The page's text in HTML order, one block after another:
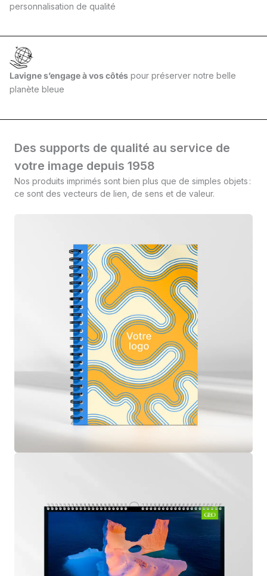
personnalisation de qualité
Lavigne s’engage à vos côtés pour préserver notre belle
planète bleue
Des supports de qualité au service de
votre image depuis 1958
Nos produits imprimés sont bien plus que de simples objets :
ce sont des vecteurs de lien, de sens et de valeur.